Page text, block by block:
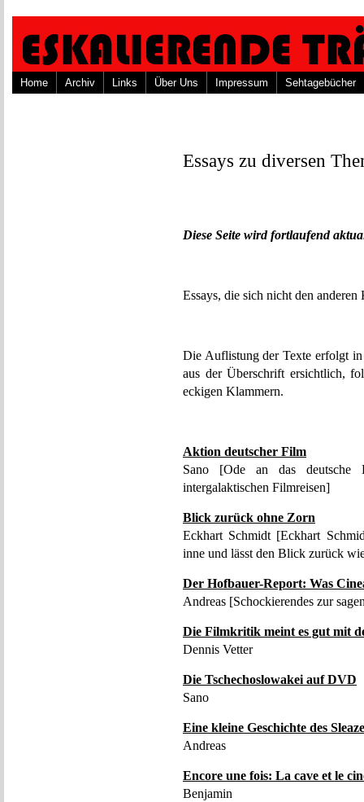
Home Archiv Links Über Uns Impressum Sehtagebücher
Essays zu diversen
Diese Seite wird fortlaufend
Essays, die sich nicht den
Die Auflistung der Texte erfolgt
aus der Überschrift ersichtlich,
eckigen Klammern.
Aktion deutscher Film
Sano [Ode an das deutsche
intergalaktischen Filmreisen]
Blick zurück ohne Zorn
Eckhart Schmidt [Eckhart
inne und lässt den Blick zurück
Der Hofbauer-Report: Was
Andreas [Schockierendes zur
Die Filmkritik meint es gut mit
Dennis Vetter
Die Tschechoslowakei auf DVD
Sano
Eine kleine Geschichte des Sleaze
Andreas
Encore une fois: La cave et le
Benjamin